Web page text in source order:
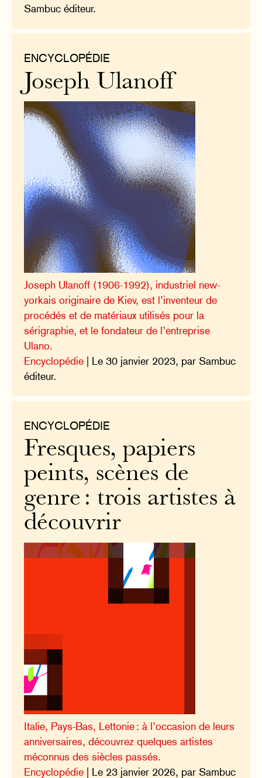
Sambuc éditeur.
ENCYCLOPÉDIE
Joseph Ulanoff
Joseph Ulanoff (1906-1992), industriel new-
yorkais originaire de Kiev, est l’inventeur de
procédés et de matériaux utilisés pour la
sérigraphie, et le fondateur de l’entreprise
Ulano.
Encyclopédie | Le 30 janvier 2023, par Sambuc
éditeur.
ENCYCLOPÉDIE
Fresques, papiers
peints, scènes de
genre : trois artistes à
découvrir
Italie, Pays-Bas, Lettonie : à l’occasion de leurs
anniversaires, découvrez quelques artistes
méconnus des siècles passés.
Encyclopédie | Le 23 janvier 2026, par Sambuc